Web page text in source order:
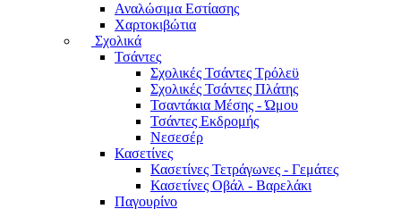
Αναλώσιμα Εστίασης
Χαρτοκιβώτια
Σχολικά
Τσάντες
Σχολικές Τσάντες Τρόλεϋ
Σχολικές Τσάντες Πλάτης
Τσαντάκια Μέσης - Ώμου
Τσάντες Εκδρομής
Νεσεσέρ
Κασετίνες
Κασετίνες Τετράγωνες - Γεμάτες
Κασετίνες Οβάλ - Βαρελάκι
Παγουρίνo